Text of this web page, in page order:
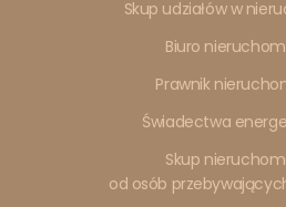
Skup udziałów w
Biuro
Prawnik
Świadectwa
Skup
od osób